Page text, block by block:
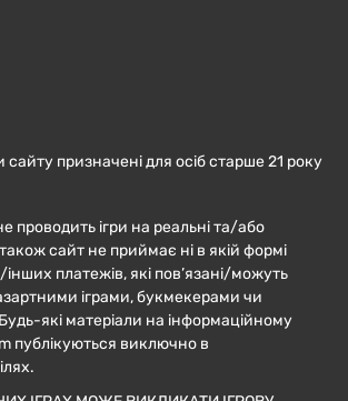
сайту призначені для осіб старше 21 року
проводить ігри на реальні та/або
також сайт не приймає ні в якій формі
платежів, які пов’язані/можуть
іграми, букмекерами чи
які матеріали на інформаційному
публікуються виключно в